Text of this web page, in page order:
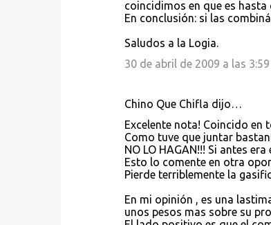
coincidimos en que es
En conclusión: si las
Saludos a la Logia.
30 de abril de 2009 a las 3:59
Chino Que Chifla dijo…
Excelente nota! Coincido en
Como tuve que juntar
NO LO HAGAN!!! Si antes
Esto lo comente en otra
Pierde terriblemente la
En mi opinión , es una
unos pesos mas sobre su